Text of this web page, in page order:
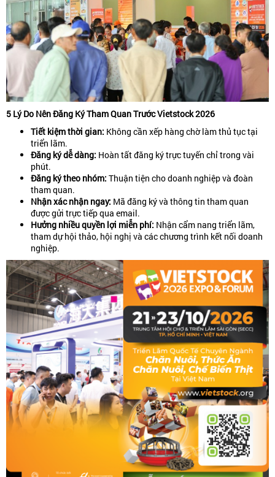
5 Lý Do Nên Đăng Ký Tham Quan Trước Vietstock 2026
Tiết kiệm thời gian: Không cần xếp hàng chờ làm thủ tục tại
triển lãm.
Đăng ký dễ dàng: Hoàn tất đăng ký trực tuyến chỉ trong vài
phút.
Đăng ký theo nhóm: Thuận tiện cho doanh nghiệp và đoàn
tham quan.
Nhận xác nhận ngay: Mã đăng ký và thông tin tham quan
được gửi trực tiếp qua email.
Hưởng nhiều quyền lợi miễn phí: Nhận cẩm nang triển lãm,
tham dự hội thảo, hội nghị và các chương trình kết nối doanh
nghiệp.